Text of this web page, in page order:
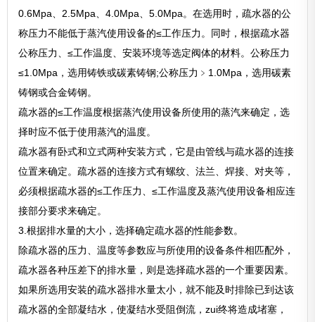
0.6Mpa、2.5Mpa、4.0Mpa、5.0Mpa。在选用时，疏水器的公
称压力不能低于蒸汽使用设备的≤工作压力。同时，根据疏水器
公称压力、≤工作温度、安装环境等选定阀体的材料。公称压力
≤1.0Mpa，选用铸铁或碳素铸钢;公称压力﹥1.0Mpa，选用碳素
铸钢或合金铸钢。
疏水器的≤工作温度根据蒸汽使用设备所使用的蒸汽来确定，选
择时应不低于使用蒸汽的温度。
疏水器有卧式和立式两种安装方式，它是由管线与疏水器的连接
位置来确定。疏水器的连接方式有螺纹、法兰、焊接、对夹等，
必须根据疏水器的≤工作压力、≤工作温度及蒸汽使用设备相应连
接部分要求来确定。
3.根据排水量的大小，选择确定疏水器的性能参数。
除疏水器的压力、温度等参数应与所使用的设备条件相匹配外，
疏水器各种压差下的排水量，则是选择疏水器的一个重要因素。
如果所选用安装的疏水器排水量太小，就不能及时排除已到达该
疏水器的全部凝结水，使凝结水受阻倒流，zui终将造成堵塞，